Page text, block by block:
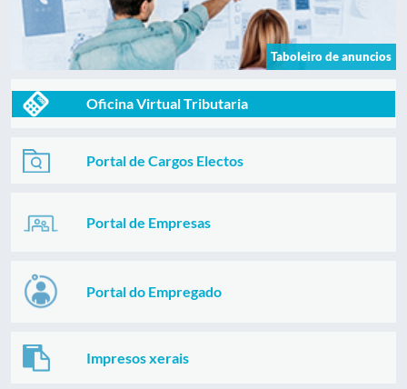
Taboleiro de anuncios
Oficina Virtual Tributaria
Portal de Cargos Electos
Portal de Empresas
Portal do Empregado
Impresos xerais